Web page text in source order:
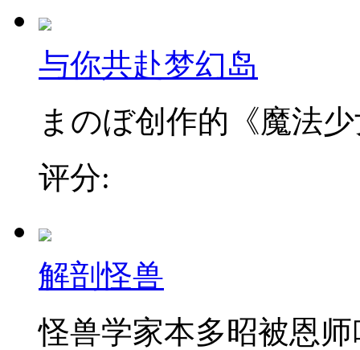
与你共赴梦幻岛
まのぼ创作的《魔法
评分:
解剖怪兽
怪兽学家本多昭被恩师